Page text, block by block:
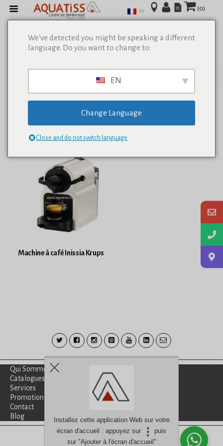
(0)
Machine à café Inissia Krups
FR
We've detected you might be speaking a different
language. Do you want to change to:
EN
Change Language
Close and do not switch language
Besoin d'aide?discutez avec nous
Qui Sommes-Nous?
Catalogues
Services
Promotion
Contact
Blog
Installez cette application Web sur votre
écran d'accueil : appuyez sur
puis
sur "Ajouter à l'écran d'accueil"